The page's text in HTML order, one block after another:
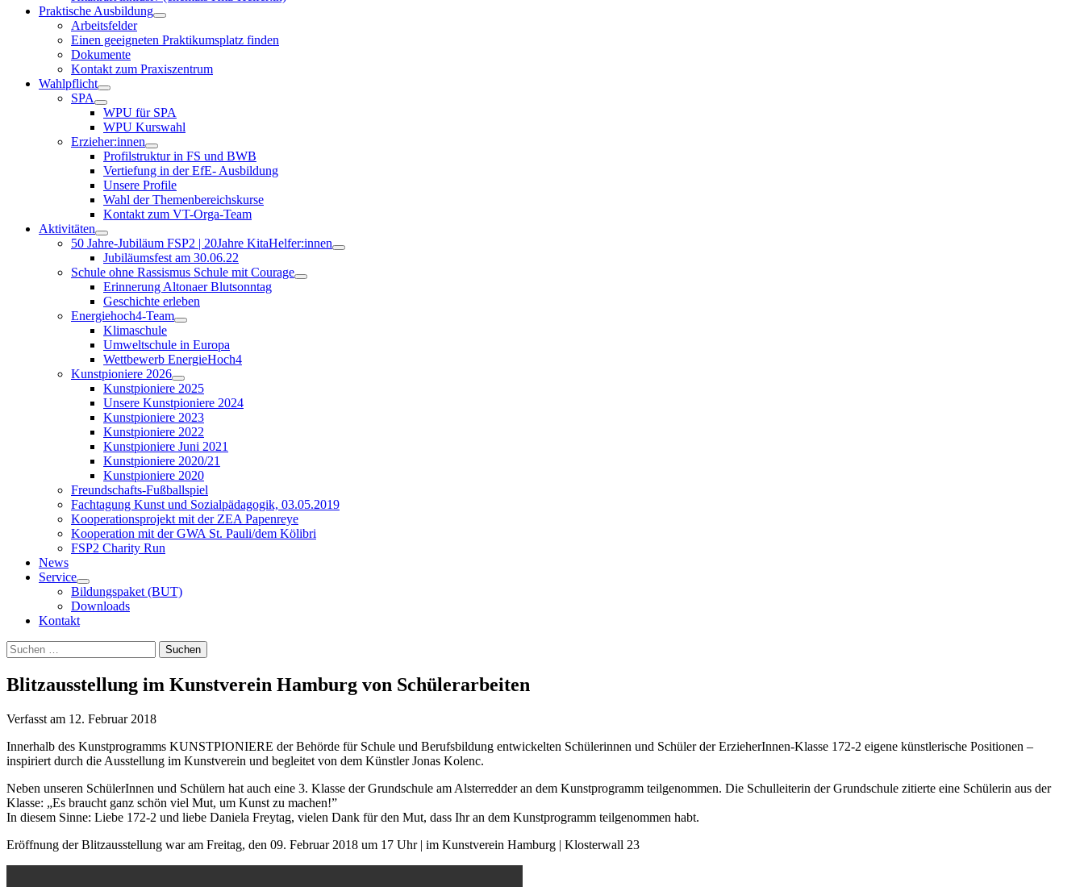
Praktische Ausbildung
Arbeitsfelder
Einen geeigneten Praktikumsplatz finden
Dokumente
Kontakt zum Praxiszentrum
Wahlpflicht
SPA
WPU für SPA
WPU Kurswahl
Erzieher:innen
Profilstruktur in FS und BWB
Vertiefung in der EfE- Ausbildung
Unsere Profile
Wahl der Themenbereichskurse
Kontakt zum VT-Orga-Team
Aktivitäten
50 Jahre-Jubiläum FSP2 | 20Jahre KitaHelfer:innen
Jubiläumsfest am 30.06.22
Schule ohne Rassismus Schule mit Courage
Erinnerung Altonaer Blutsonntag
Geschichte erleben
Energiehoch4-Team
Klimaschule
Umweltschule in Europa
Wettbewerb EnergieHoch4
Kunstpioniere 2026
Kunstpioniere 2025
Unsere Kunstpioniere 2024
Kunstpioniere 2023
Kunstpioniere 2022
Kunstpioniere Juni 2021
Kunstpioniere 2020/21
Kunstpioniere 2020
Freundschafts-Fußballspiel
Fachtagung Kunst und Sozialpädagogik, 03.05.2019
Kooperationsprojekt mit der ZEA Papenreye
Kooperation mit der GWA St. Pauli/dem Kölibri
FSP2 Charity Run
News
Service
Bildungspaket (BUT)
Downloads
Kontakt
Suchen
Suchen
nach:
Blitzausstellung im Kunstverein Hamburg von Schülerarbeiten
Verfasst am 12. Februar 2018
Innerhalb des Kunstprogramms KUNSTPIONIERE der Behörde für Schule und Berufsbildung entwickelten Schülerinnen und Schüler der ErzieherInnen-Klasse 172-2 eigene künstlerische Positionen –
inspiriert durch die Ausstellung im Kunstverein und begleitet von dem Künstler Jonas Kolenc.
Neben unseren SchülerInnen und Schülern hat auch eine 3. Klasse der Grundschule am Alsterredder an dem Kunstprogramm teilgenommen. Die Schulleiterin der Grundschule zitierte eine Schülerin aus der
Klasse: „Es braucht ganz schön viel Mut, um Kunst zu machen!”
In diesem Sinne: Liebe 172-2 und liebe Daniela Freytag, vielen Dank für den Mut, dass Ihr an dem Kunstprogramm teilgenommen habt.
Eröffnung der Blitzausstellung war am Freitag, den 09. Februar 2018 um 17 Uhr | im Kunstverein Hamburg | Klosterwall 23